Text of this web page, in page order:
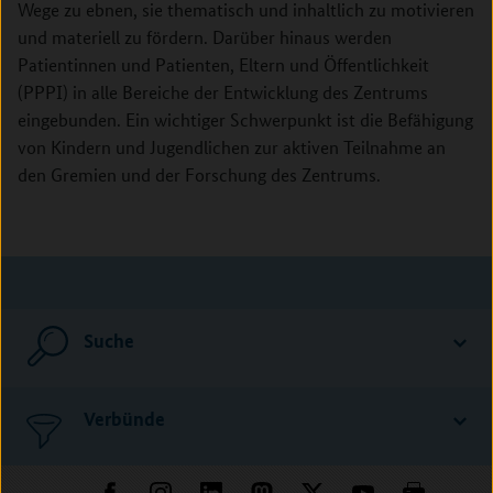
Wege zu ebnen, sie thematisch und inhaltlich zu motivieren
und materiell zu fördern. Darüber hinaus werden
Patientinnen und Patienten, Eltern und Öffentlichkeit
(PPPI) in alle Bereiche der Entwicklung des Zentrums
eingebunden. Ein wichtiger Schwerpunkt ist die Befähigung
von Kindern und Jugendlichen zur aktiven Teilnahme an
den Gremien und der Forschung des Zentrums.
Suche
Verbünde